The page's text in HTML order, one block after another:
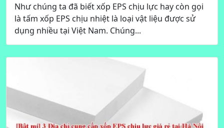
Như chúng ta đã biết xốp EPS chịu lực hay còn gọi
là tấm xốp EPS chịu nhiệt là loại vật liệu được sử
dụng nhiều tại Việt Nam. Chúng...